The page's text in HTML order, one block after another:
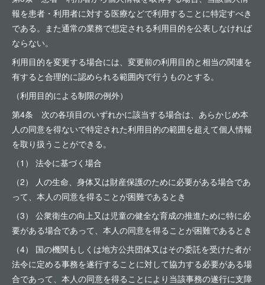
報を患者・利用者に対する医療などで利用することに特定すべき
である。また通常の業務で想定される利用目的を公表しなければ
ならない。
利用目的を変更する場合には、変更前の利用目的と相当の関連を
有すると合理的に認められる範囲内で行うものとする。
（利用目的による制限の例外）
第4条 次の各項目のいずれかに該当する場合は、あらかじめ本
人の同意を得ないで特定された利用目的の範囲を超えて個人情報
を取り扱うことができる。
（1） 法令に基づく場合
（2） 人の生命、身体又は財産保護のために必要がある場合であ
って、本人の同意を得ることが困難であるとき
（3） 公衆衛生の向上又は児童の健全な育成の推進ために特に必
要がある場合であって、本人の同意を得ることが困難であるとき
（4） 国の機関もしくは地方公共団体又はその委託を受けた者が
法令に定める事務を遂行することに対して協力する必要がある場
合であって、本人の同意を得ることにより当該事務の遂行に支障